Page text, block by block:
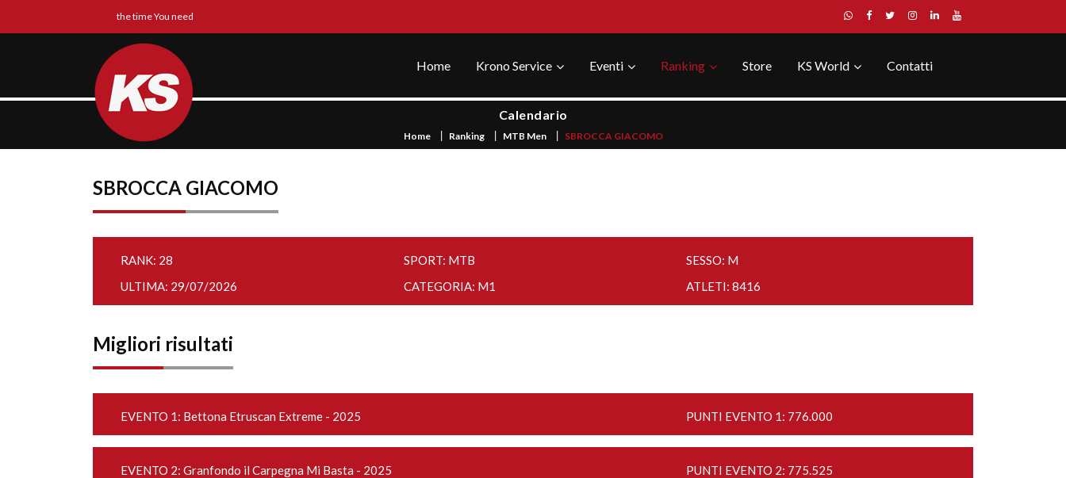
the time You need
Home Krono Service Eventi Ranking Store KS World Contatti
Calendario
Home Ranking MTB Men SBROCCA GIACOMO
SBROCCA GIACOMO
RANK: 28 SPORT: MTB
SESSO: M
ULTIMA: 29/07/2026
CATEGORIA: M1 ATLETI: 8416
Migliori risultati
EVENTO 1: Bettona Etruscan Extreme - 2025 PUNTI EVENTO 1: 776.000
EVENTO 2: Granfondo il Carpegna Mi Basta - 2025 PUNTI EVENTO 2: 775.525